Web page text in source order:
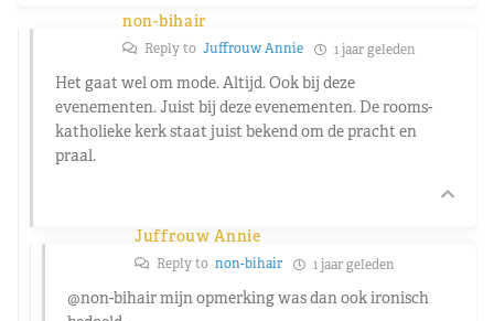
non-bihair
Reply to Juffrouw Annie 1 jaar geleden
Het gaat wel om mode. Altijd. Ook bij deze
evenementen. Juist bij deze evenementen. De rooms-
katholieke kerk staat juist bekend om de pracht en
praal.
Juffrouw Annie
Reply to non-bihair 1 jaar geleden
@non-bihairmijn opmerking was dan ook ironisch